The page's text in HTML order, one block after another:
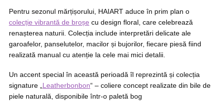
Pentru sezonul mărțișorului, HAIART aduce în prim plan o
colecție vibrantă de broșe cu design floral, care celebrează
renașterea naturii. Colecția include interpretări delicate ale
garoafelor, panselutelor, macilor și bujorilor, fiecare piesă fiind
realizată manual cu atenție la cele mai mici detalii.
Un accent special în această perioadă îl reprezintă și colecția
signature „ Leatherbonbon“ – coliere concept realizate din bile de
piele naturală, disponibile într-o paletă bog